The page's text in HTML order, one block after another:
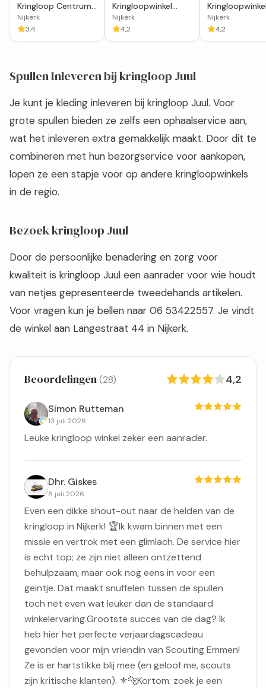
Kringloop Centrum
Nijkerk
Nijkerk
3,4
Kringloopwinkel
Goed Bezig
Nijkerk
4,2
Dorcas Winkel
Nijkerk
Nijkerk
4,2
Spullen Inleveren bij kringloop Juul
Je kunt je kleding inleveren bij kringloop Juul. Voor
grote spullen bieden ze zelfs een ophaalservice aan,
wat het inleveren extra gemakkelijk maakt. Door dit te
combineren met hun bezorgservice voor aankopen,
lopen ze een stapje voor op andere kringloopwinkels
in de regio.
Bezoek kringloop Juul
Door de persoonlijke benadering en zorg voor
kwaliteit is kringloop Juul een aanrader voor wie houdt
van netjes gepresenteerde tweedehands artikelen.
Voor vragen kun je bellen naar 06 53422557. Je vindt
de winkel aan Langestraat 44 in Nijkerk.
Beoordelingen(28) 4,2
Simon Rutteman
13 juli 2026
Leuke kringloop winkel zeker een aanrader.
Dhr. Giskes
8 juli 2026
​Even een dikke shout-out naar de helden van de
kringloop in Nijkerk! 🏆 ​Ik kwam binnen met een
missie en vertrok met een glimlach. De service hier
is echt top; ze zijn niet alleen ontzettend
behulpzaam, maar ook nog eens in voor een
geintje. Dat maakt snuffelen tussen de spullen
toch net even wat leuker dan de standaard
winkelervaring. ​Grootste succes van de dag? Ik
heb hier het perfecte verjaardagscadeau
gevonden voor mijn vriendin van Scouting Emmen!
Ze is er hartstikke blij mee (en geloof me, scouts
zijn kritische klanten). ⚜️🐅 ​Kortom: zoek je een